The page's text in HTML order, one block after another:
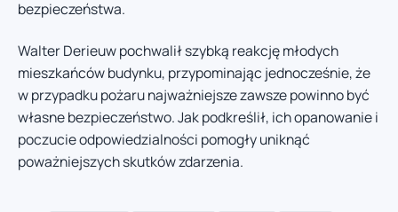
bezpieczeństwa.
Walter Derieuw pochwalił szybką reakcję młodych
mieszkańców budynku, przypominając jednocześnie, że
w przypadku pożaru najważniejsze zawsze powinno być
własne bezpieczeństwo. Jak podkreślił, ich opanowanie i
poczucie odpowiedzialności pomogły uniknąć
poważniejszych skutków zdarzenia.